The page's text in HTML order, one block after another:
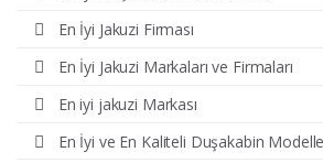
En İyi Jakuzi Firması
En İyi Jakuzi Markaları ve Firmaları
En iyi jakuzi Markası
En İyi ve En Kaliteli Duşakabin